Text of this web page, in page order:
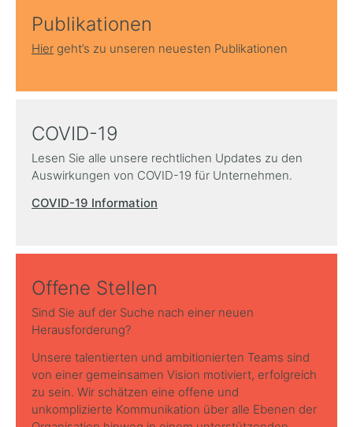
Publikationen
Hier geht’s zu unseren neuesten Publikationen
COVID-19
Lesen Sie alle unsere rechtlichen Updates zu den
Auswirkungen von COVID-19 für Unternehmen.
COVID-19 Information
Offene Stellen
Sind Sie auf der Suche nach einer neuen
Herausforderung?
Unsere talentierten und ambitionierten Teams sind
von einer gemeinsamen Vision motiviert, erfolgreich
zu sein. Wir schätzen eine offene und
unkomplizierte Kommunikation über alle Ebenen der